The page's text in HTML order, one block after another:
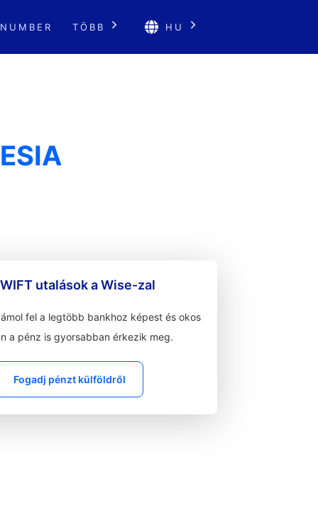
TÖBB HU
utalások a Wise-zal
fel a legtöbb bankhoz képest és okos
a pénz is gyorsabban érkezik meg.
Fogadj pénzt külföldről